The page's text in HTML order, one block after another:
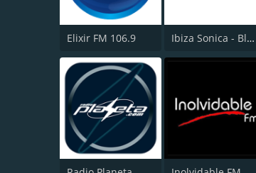
Elixir FM 106.9 Ibiza Sonica - Blue Marlin Ibiza Radio